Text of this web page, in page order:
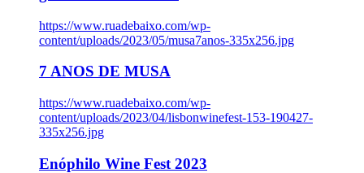
https://www.ruadebaixo.com/wp-
content/uploads/2023/05/musa7anos-335x256.jpg
7 ANOS DE MUSA
https://www.ruadebaixo.com/wp-
content/uploads/2023/04/lisbonwinefest-153-190427-
335x256.jpg
Enóphilo Wine Fest 2023